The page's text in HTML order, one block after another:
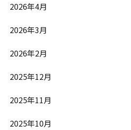
2026年4月
2026年3月
2026年2月
2025年12月
2025年11月
2025年10月